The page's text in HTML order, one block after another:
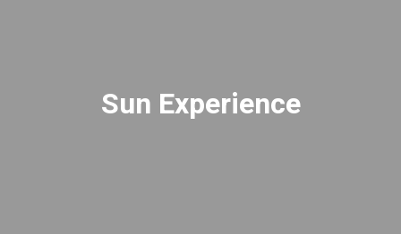
Sun Experience